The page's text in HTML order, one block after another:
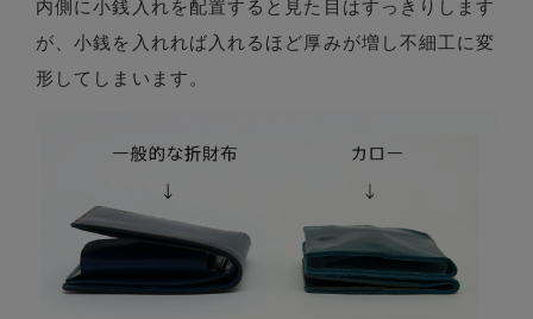
内側に小銭入れを配置すると見た目はすっきりします
が、小銭を入れれば入れるほど厚みが増し不細工に変
形してしまいます。